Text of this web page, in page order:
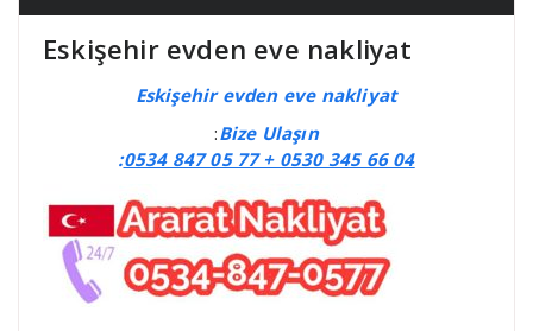
Eskişehir evden eve nakliyat
Eskişehir evden eve nakliyat
:Bize Ulaşın
:0534 847 05 77 + 0530 345 66 04